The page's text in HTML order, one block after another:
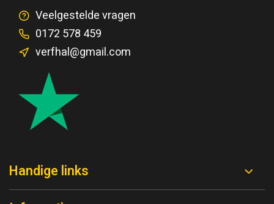
Veelgestelde vragen
0172 578 459
verfhal@gmail.com
Handige links